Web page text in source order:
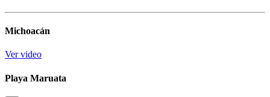
Michoacán
Ver video
Playa Maruata